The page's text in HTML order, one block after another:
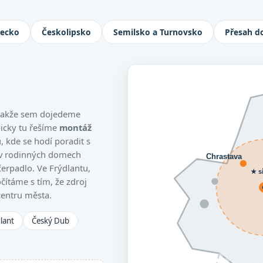
nad Nisou, Turnov i Česká
Českolipsko Semilsko a Turnovsko Přesah
sem dojedeme
tu řešíme montáž
kde se hodí poradit s
rodinných domech
Ve Frýdlantu,
s tím, že zdroj
města.
Český Dub
Chrastava
★